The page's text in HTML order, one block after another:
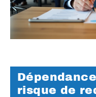
risque de